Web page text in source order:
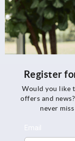
Register
Would you like
offers and
never